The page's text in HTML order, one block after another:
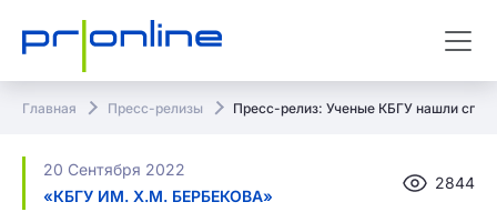
Главная Пресс-релизы Пресс-релиз: Ученые КБГУ нашли
20 Сентября 2022
«КБГУ ИМ. Х.М. БЕРБЕКОВА»
2844